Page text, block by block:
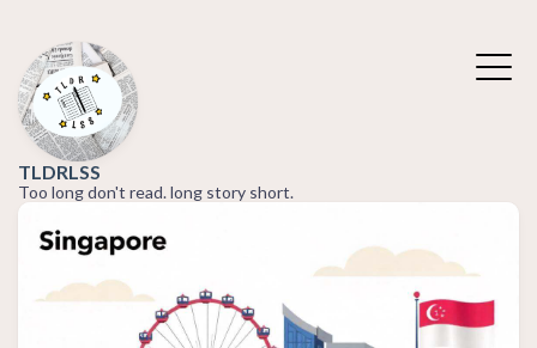
TLDRLSS
Too long don't read. long story short.